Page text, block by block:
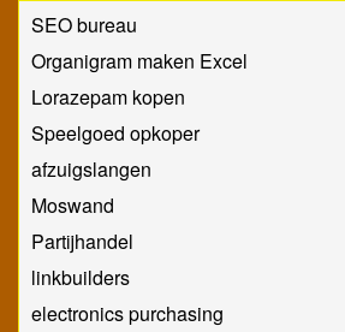
SEO bureau
Organigram maken Excel
Lorazepam kopen
Speelgoed opkoper
afzuigslangen
Moswand
Partijhandel
linkbuilders
electronics purchasing